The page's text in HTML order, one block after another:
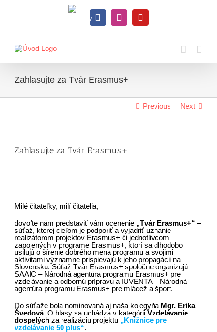
KnihyFacebookInstagramYouTube
Zahlasujte za Tvár Erasmus+
Previous Next
Zahlasujte za Tvár Erasmus+
Milé čitateľky, milí čitatelia,
dovoľte nám predstaviť vám ocenenie „Tvár Erasmus+“ –
súťaž, ktorej cieľom je podporiť a vyjadriť uznanie
realizátorom projektov Erasmus+ či jednotlivcom
zapojených v programe Erasmus+, ktorí sa dlhodobo
usilujú o šírenie dobrého mena programu a svojimi
aktivitami významne prispievajú k jeho propagácii na
Slovensku. Súťaž Tvár Erasmus+ spoločne organizujú
SAAIC – Národná agentúra programu Erasmus+ pre
vzdelávanie a odbornú prípravu a IUVENTA – Národná
agentúra programu Erasmus+ pre mládež a šport.
Do súťaže bola nominovaná aj naša kolegyňa Mgr. Erika
Švedová. O hlasy sa uchádza v kategórii Vzdelávanie
dospelých za realizáciu projektu„Knižnice pre
vzdelávanie 50 plus“.